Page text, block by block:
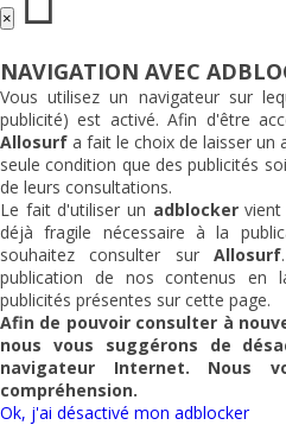
×
NAVIGATION AVEC
Vous utilisez un navigateur sur
publicité) est activé. Afin d'être
Allosurf a fait le choix de laisser un
seule condition que des publicités
de leurs consultations.
Le fait d'utiliser un adblockervient
déjà fragile nécessaire à la
souhaitez consulter sur Allosurf
publication de nos contenus en
publicités présentes sur cette page.
Afin de pouvoir consulter à
nous vous suggérons de
navigateur Internet. Nous
compréhension.
Ok, j'ai désactivé mon adblocker